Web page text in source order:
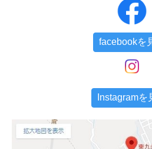
facebookを
Instagramを